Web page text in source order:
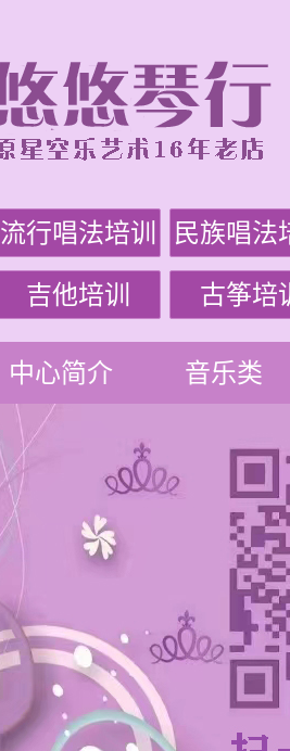
流行唱法培训 民族唱法
吉他培训 古筝培
中心简介 音乐类